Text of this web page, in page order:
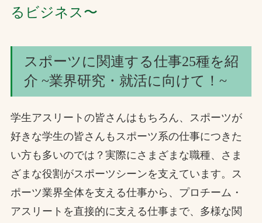
製品・サービス一覧
採用情報
お問合せ
プライバシーポリシー
ソーシャルメディアポリシー
るビジネス〜
スポーツに関連する仕事25種を紹
介 ~業界研究・就活に向けて！~
学生アスリートの皆さんはもちろん、スポーツが
好きな学生の皆さんもスポーツ系の仕事につきた
い方も多いのでは？実際にさまざまな職種、さま
ざまな役割がスポーツシーンを支えています。ス
ポーツ業界全体を支える仕事から、プロチーム・
アスリートを直接的に支える仕事まで、多様な関